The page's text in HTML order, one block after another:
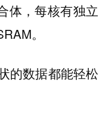
体，每核有独立
。
的数据都能轻松